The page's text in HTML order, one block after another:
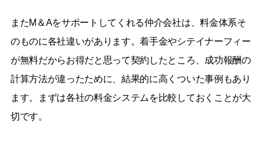
またM＆Aをサポートしてくれる仲介会社は、料金体系そ
のものに各社違いがあります。着手金やシテイナーフィー
が無料だからお得だと思って契約したところ、成功報酬の
計算方法が違ったために、結果的に高くついた事例もあり
ます。まずは各社の料金システムを比較しておくことが大
切です。